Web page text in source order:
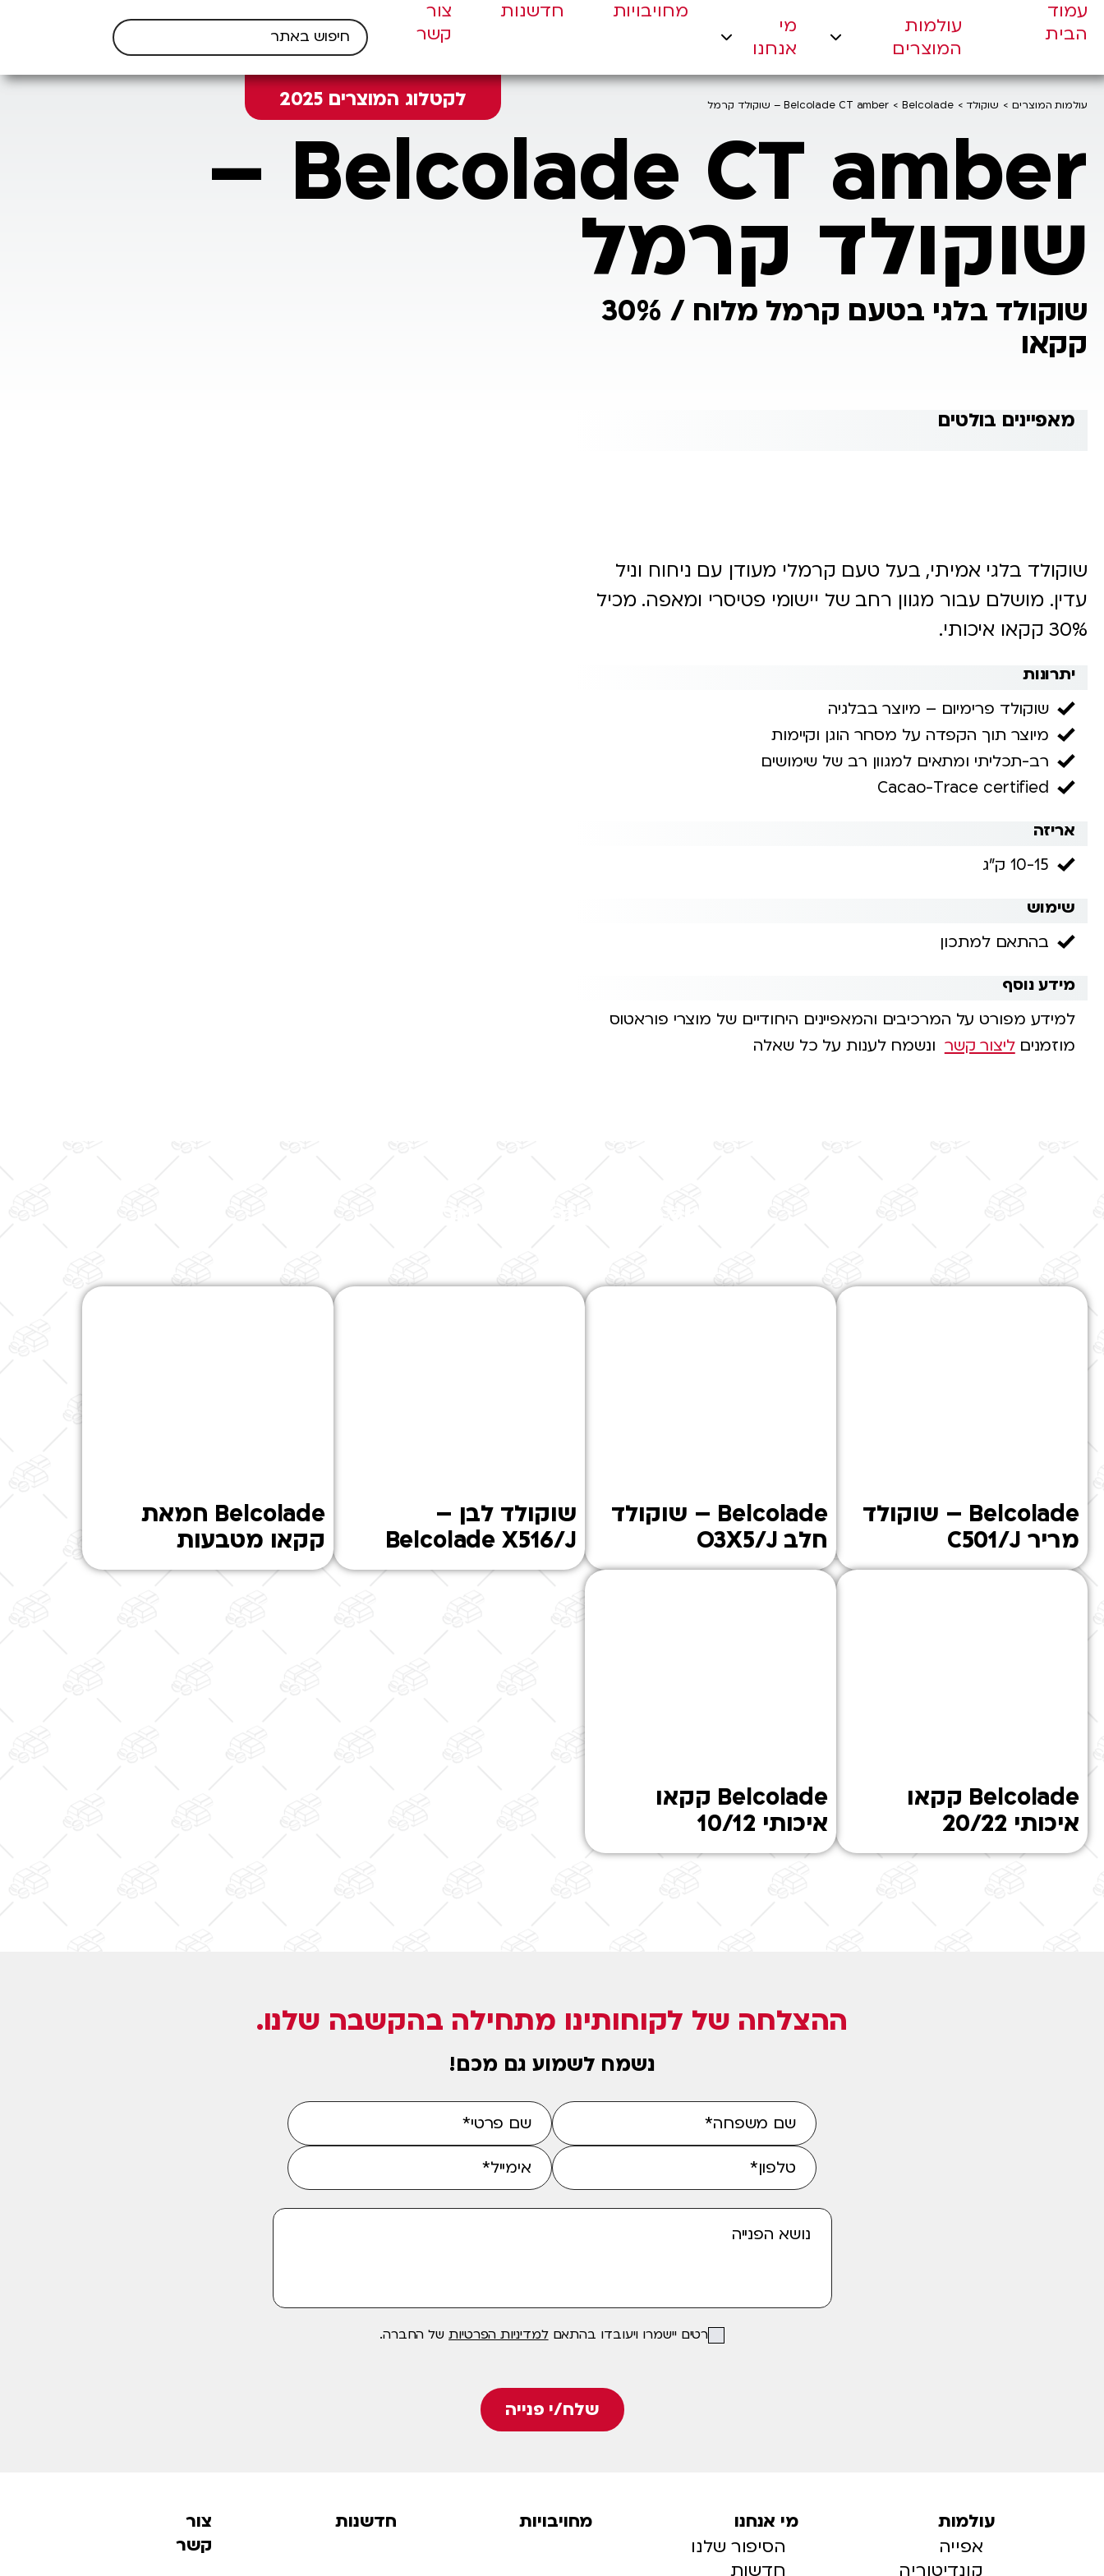
עמוד
הבית
עולמות
המוצרים
מי
אנחנו
מחויבויות חדשנות
צור
קשר
לקטלוג המוצרים 2025
עולמות המוצרים
מחויבויות
צור קשר
עולמות המוצרים שוקולד Belcolade Belcolade CT amber – שוקולד קרמל
Belcolade CT amber –
שוקולד קרמל
שוקולד בלגי בטעם קרמל מלוח / 30%
קקאו
מאפיינים בולטים
שוקולד בלגי אמיתי, בעל טעם קרמלי מעודן עם ניחוח וניל
עדין. מושלם עבור מגוון רחב של יישומי פטיסרי ומאפה. מכיל
30% קקאו איכותי.
יתרונות
שוקולד פרימיום – מיוצר בבלגיה
מיוצר תוך הקפדה על מסחר הוגן וקיימות
רב-תכליתי ומתאים למגוון רב של שימושים
Cacao-Trace certified
אריזה
10-15 ק"ג
שימוש
בהתאם למתכון
מידע נוסף
למידע מפורט על המרכיבים והמאפיינים היחודיים של מוצרי פוראטוס
מוזמנים ליצור קשר ונשמח לענות על כל שאלה
Belcolade – שוקולד
מריר C501/J
Belcolade – שוקולד
חלב O3X5/J
שוקולד לבן –
Belcolade X516/J
Belcolade חמאת
קקאו מטבעות
Belcolade קקאו
איכותי 20/22
Belcolade קקאו
איכותי 10/12
ההצלחה של לקוחותינו מתחילה בהקשבה שלנו.
נשמח לשמוע גם מכם!
הפרטים יישמרו ויעובדו בהתאםלמדיניות הפרטיות של החברה.
שלח/י פנייה
עולמות
אפייה
קונדיטוריה
מי אנחנו
הסיפור שלנו
חדשות
מחויבויות חדשנות
צור
קשר